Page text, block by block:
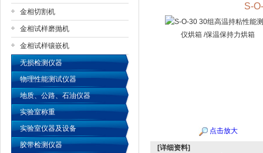
公司名称
金相切割机
金相试样磨抛机
金相试样镶嵌机
无损检测仪器
物理性能测试仪器
地质、公路、石油仪器
实验室称重
实验室仪器及设备
胶带检测仪器
S-
点击放大
[详细资料]